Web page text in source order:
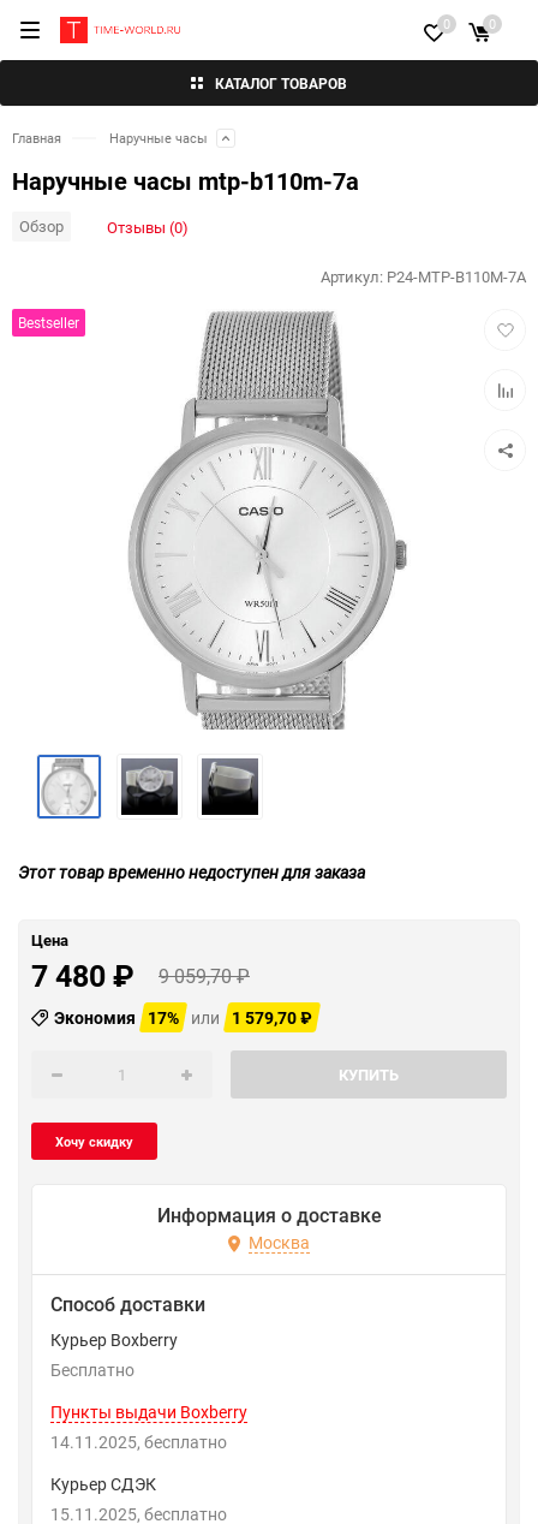
КАТАЛОГ ТОВАРОВ
0 0
Главная Наручные часы
Наручные часы mtp-b110m-7a
Обзор Отзывы (0)
Bestseller
Артикул: P24-MTP-B110M-7A
Этот товар временно недоступен для заказа
Цена
7 480₽ 9 059,70₽
Экономия 17% или 1 579,70₽
КУПИТЬ
Информация о доставке
Москва
Способ доставки
Курьер Boxberry
Бесплатно
Пункты выдачи Boxberry
14.11.2025
Бесплатно
Курьер СДЭК
15.11.2025
Бесплатно